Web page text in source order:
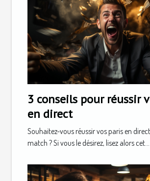
3 conseils pour réussir
en direct
Souhaitez-vous réussir vos paris en
match ? Si vous le désirez, lisez alors cet...